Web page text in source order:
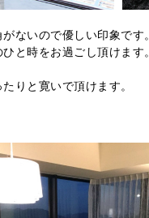
ないので優しい印象です。
と時をお過ごし頂けます。
りと寛いで頂けます。